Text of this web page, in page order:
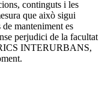
continguts i les
que això sigui
manteniment es
perjudici de la facultat
INTERURBANS,